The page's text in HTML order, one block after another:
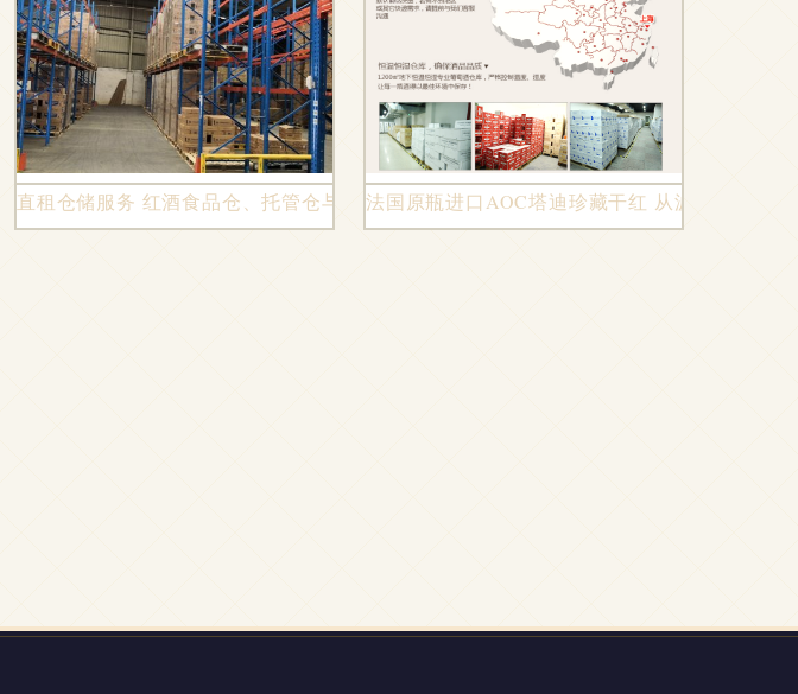
，助力客户降本增效
直租仓储服务 红酒食品仓、托管仓与临时仓中转站的最佳选择法国原瓶进口AOC塔迪珍藏干红 从波尔多庄园
例，全球美酒在此汇聚